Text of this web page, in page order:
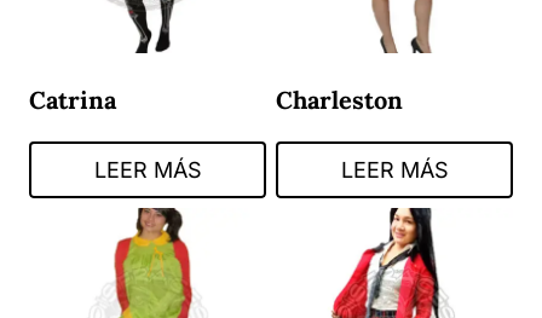
Catrina
LEER MÁS
Charleston
LEER MÁS